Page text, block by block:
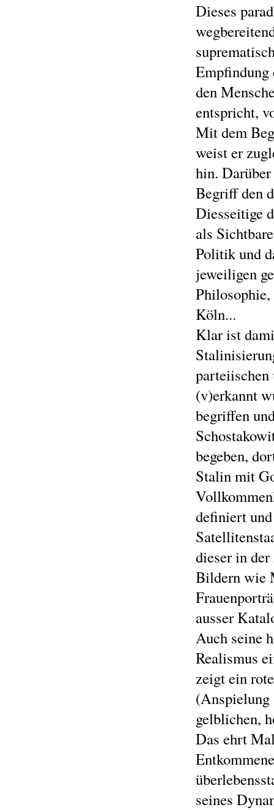
Dieses
den
entspricht,
Mit dem
weist er
hin.
Begriff den
Diesseitige
als
Politik und
jeweiligen
Köln...
Klar ist
parteiischen
(v)erkannt
begriffen
begeben,
Stalin mit
definiert
dieser in
Bildern wie
ausser
Auch seine
Realismus
zeigt ein
gelblichen,
Das ehrt
seines